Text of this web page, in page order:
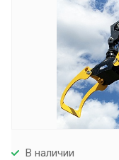
В наличии